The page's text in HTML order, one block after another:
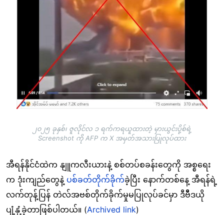
၂၀၂၅ ခုနှစ်၊ ဇူလိုင်လ ၁ ရက်ကရယူထားတဲ့ မှားယွင်းပို့စ်ရဲ့
Screenshot ကို AFP က X အမှတ်အသားပြုလုပ်ထား
အီရန်နိုင်ငံထဲက နျူကလီးယားနဲ့ စစ်တပ်စခန်းတွေကို အစ္စရေး
က ဒုံးကျည်တွေနဲ့ ပစ်ခတ်တိုက်ခိုက်ခဲ့ပြီး နောက်တစ်နေ့ အီရန်ရဲ့
လက်တုန့်ပြန် တဲလ်အဗစ်တိုက်ခိုက်မှုမပြုလုပ်ခင်မှာ ဒီဗီီဒယို
ပျံ့နှံ့ခဲ့တာဖြစ်ပါတယ်။ (Archived link)